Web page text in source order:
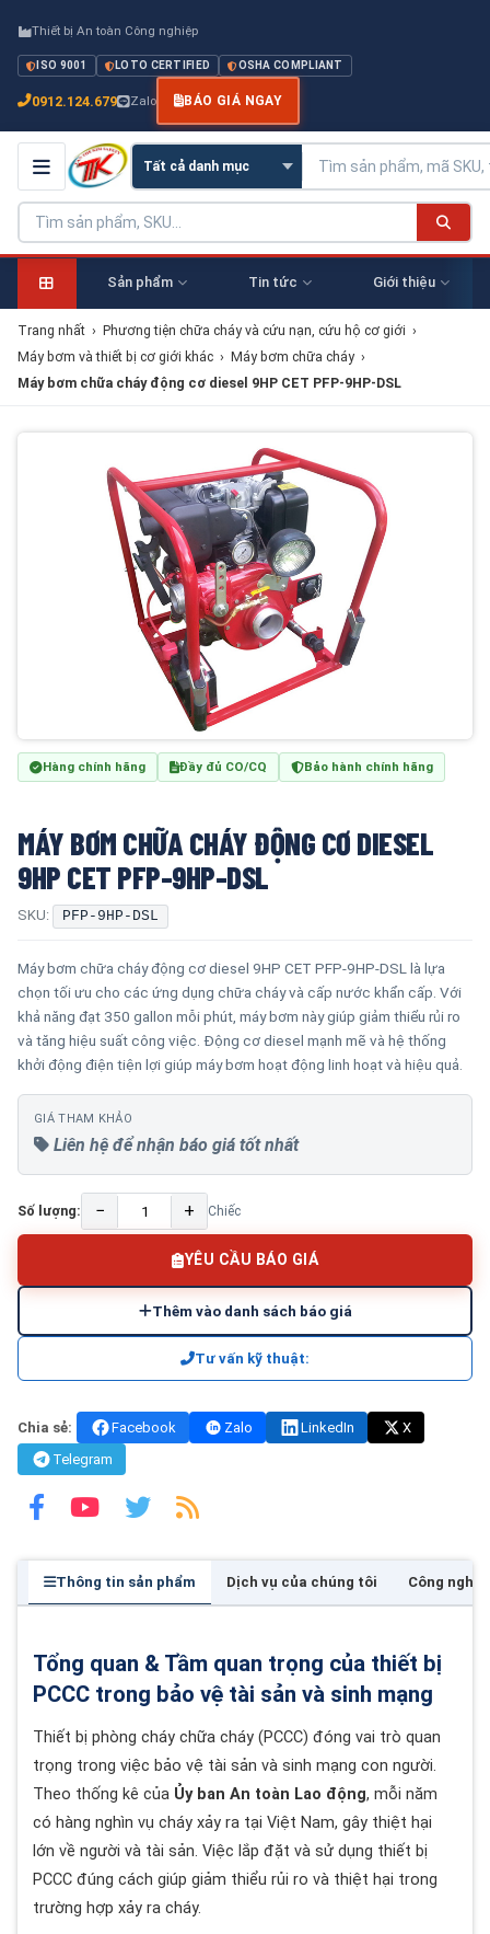
Thiết bị An toàn Công nghiệp
ISO 9001 LOTO CERTIFIED OSHA COMPLIANT
0912.124.679 Zalo BÁO GIÁ NGAY
Sản phẩm Tin tức Giới thiệu
Trang nhất › Phương tiện chữa cháy và cứu nạn, cứu hộ cơ giới ›
Máy bơm và thiết bị cơ giới khác › Máy bơm chữa cháy ›
Máy bơm chữa cháy động cơ diesel 9HP CET PFP-9HP-DSL
Hàng chính hãng Đầy đủ CO/CQ Bảo hành chính hãng
MÁY BƠM CHỮA CHÁY ĐỘNG CƠ DIESEL
9HP CET PFP-9HP-DSL
SKU: PFP-9HP-DSL
Máy bơm chữa cháy động cơ diesel 9HP CET PFP-9HP-DSL là lựa
chọn tối ưu cho các ứng dụng chữa cháy và cấp nước khẩn cấp. Với
khả năng đạt 350 gallon mỗi phút, máy bơm này giúp giảm thiểu rủi ro
và tăng hiệu suất công việc. Động cơ diesel mạnh mẽ và hệ thống
khởi động điện tiện lợi giúp máy bơm hoạt động linh hoạt và hiệu quả.
GIÁ THAM KHẢO
Liên hệ để nhận báo giá tốt nhất
Số lượng: − + Chiếc
YÊU CẦU BÁO GIÁ
Thêm vào danh sách báo giá
Tư vấn kỹ thuật:
Chia sẻ: Facebook Zalo LinkedIn
X
Telegram
Thông tin sản phẩm Dịch vụ của chúng tôi Công nghệ
Tổng quan & Tầm quan trọng của thiết bị
PCCC trong bảo vệ tài sản và sinh mạng
Thiết bị phòng cháy chữa cháy (PCCC) đóng vai trò quan
trọng trong việc bảo vệ tài sản và sinh mạng con người.
Theo thống kê của Ủy ban An toàn Lao động, mỗi năm
có hàng nghìn vụ cháy xảy ra tại Việt Nam, gây thiệt hại
lớn về người và tài sản. Việc lắp đặt và sử dụng thiết bị
PCCC đúng cách giúp giảm thiểu rủi ro và thiệt hại trong
trường hợp xảy ra cháy.